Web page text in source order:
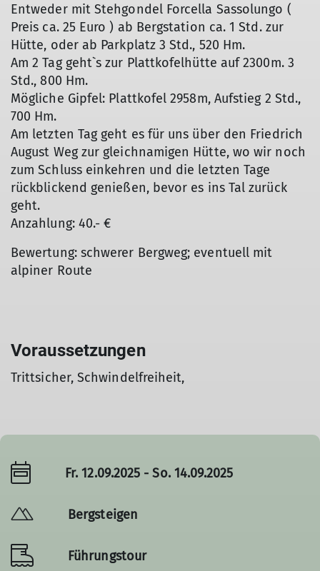
Entweder mit Stehgondel Forcella Sassolungo (
Preis ca. 25 Euro ) ab Bergstation ca. 1 Std. zur
Hütte, oder ab Parkplatz 3 Std., 520 Hm.
Am 2 Tag geht`s zur Plattkofelhütte auf 2300m. 3
Std., 800 Hm.
Mögliche Gipfel: Plattkofel 2958m, Aufstieg 2 Std.,
700 Hm.
Am letzten Tag geht es für uns über den Friedrich
August Weg zur gleichnamigen Hütte, wo wir noch
zum Schluss einkehren und die letzten Tage
rückblickend genießen, bevor es ins Tal zurück
geht.
Anzahlung: 40.- €
Bewertung: schwerer Bergweg; eventuell mit
alpiner Route
Voraussetzungen
Trittsicher, Schwindelfreiheit,
Fr. 12.09.2025 - So. 14.09.2025
Bergsteigen
Führungstour